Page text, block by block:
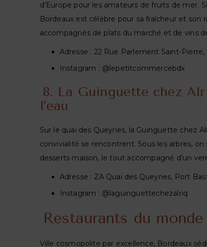
d’Europe pour les amateurs de fruits de mer.
Bordeaux est célèbre pour sa fraîcheur et
accompagnés de plats du marché et de vins
Adresse : 22 Rue Parlement Saint-
Instagram : @lepetitcommercebdx
8. La Guinguette chez
l’eau
Sur le quai des Queyries, la Guinguette chez
convivialité se rencontrent. Sous les arbres,
desserts maison, le tout accompagné d’un
Adresse : ZA Quai des Queyries, Port
Instagram : @laguinguettechezalriq
Restaurants du
Ville cosmopolite par excellence, Bordeaux